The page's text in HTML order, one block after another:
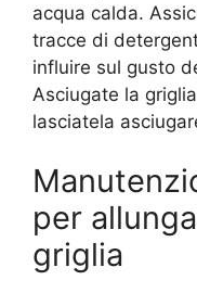
acqua calda.
tracce di
influire sul gusto
Asciugate la
lasciatela
per
griglia